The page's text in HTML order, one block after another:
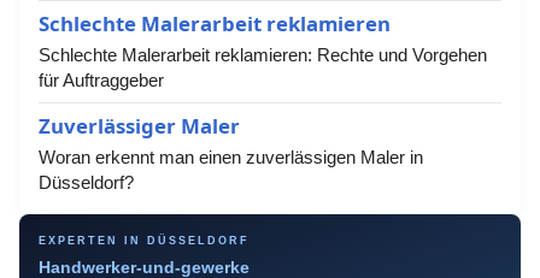
Schlechte Malerarbeit reklamieren
Schlechte Malerarbeit reklamieren: Rechte und Vorgehen
für Auftraggeber
Zuverlässiger Maler
Woran erkennt man einen zuverlässigen Maler in
Düsseldorf?
EXPERTEN IN DÜSSELDORF
Handwerker-und-gewerke